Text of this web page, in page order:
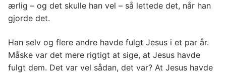
ærlig – og det skulle han vel – så lettede det, når han
gjorde det.
Han selv og flere andre havde fulgt Jesus i et par år.
Måske var det mere rigtigt at sige, at Jesus havde
fulgt dem. Det var vel sådan, det var? At Jesus havde